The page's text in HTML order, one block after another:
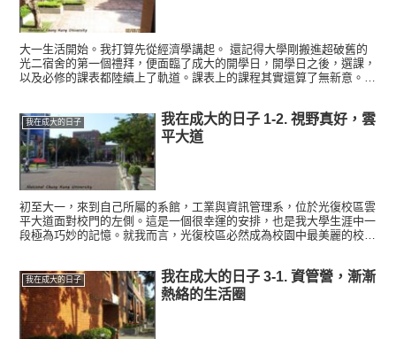
大一生活開始。我打算先從經濟學講起。 還記得大學剛搬進超破舊的
光二宿舍的第一個禮拜，便面臨了成大的開學日，開學日之後，選課，
以及必修的課表都陸續上了軌道。課表上的課程其實還算了無新意。大
我在成大的日子
我在成大的日子 1-2. 視野真好，雲
平大道
初至大一，來到自己所屬的系館，工業與資訊管理系，位於光復校區雲
平大道面對校門的左側。這是一個很幸運的安排，也是我大學生涯中一
段極為巧妙的記憶。就我而言，光復校區必然成為校園中最美麗的校
我在成大的日子
我在成大的日子 3-1. 資管營，漸漸
熱絡的生活圈